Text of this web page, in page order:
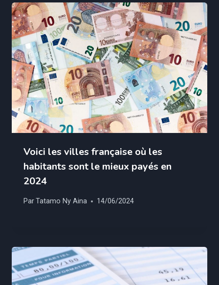
Voici les villes française où les
habitants sont le mieux payés en
2024
ParTatamo Ny Aina 14/06/2024